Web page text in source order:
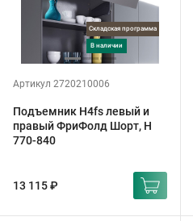
Складская программа
в наличии
Артикул 2720210006
Подъемник H4fs левый и
правый ФриФолд Шорт, H
770-840
13 115 ₽